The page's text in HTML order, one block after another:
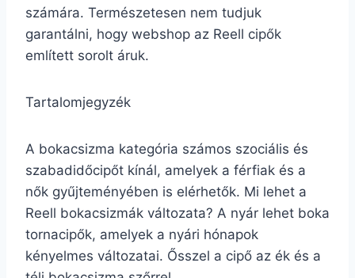
számára. Természetesen nem tudjuk
garantálni, hogy webshop az Reell cipők
említett sorolt áruk.
Tartalomjegyzék
A bokacsizma kategória számos szociális és
szabadidőcipőt kínál, amelyek a férfiak és a
nők gyűjteményében is elérhetők. Mi lehet a
Reell bokacsizmák változata? A nyár lehet boka
tornacipők, amelyek a nyári hónapok
kényelmes változatai. Ősszel a cipő az ék és a